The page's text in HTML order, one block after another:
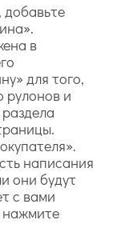
добавьте
в
для того,
рулонов и
написания
они будут
с вами
нажмите